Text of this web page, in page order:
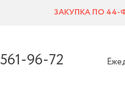
ЗАКУПКА ПО 44-
561-96-72